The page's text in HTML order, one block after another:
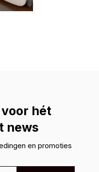
hét
news
en promoties